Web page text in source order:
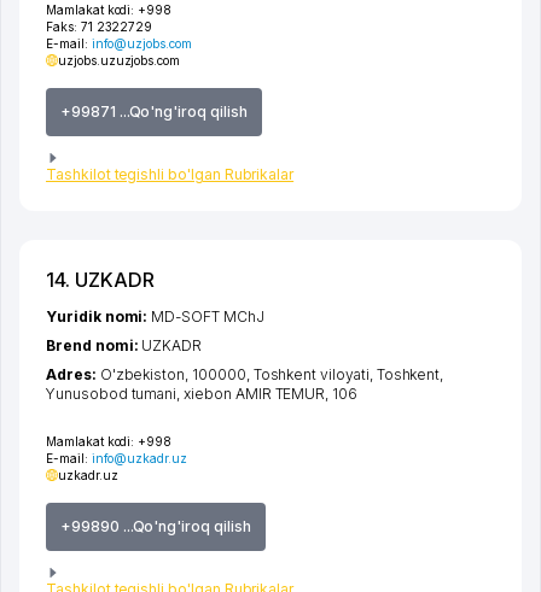
Mamlakat kodi: +998
Faks: 71 2322729
E-mail: info@uzjobs.com
uzjobs.uzuzjobs.com
+99871 ...Qo'ng'iroq qilish
Tashkilot tegishli bo'lgan Rubrikalar
14. UZKADR
Mamlakat kodi: +998
E-mail: info@uzkadr.uz
uzkadr.uz
+99890 ...Qo'ng'iroq qilish
Yuridik nomi: MD-SOFT MChJ
Brend nomi: UZKADR
Adres: O'zbekiston, 100000, Toshkent viloyati Toshkent
Yunusobod tumani ,xiеbon AMIR TEMUR , 106